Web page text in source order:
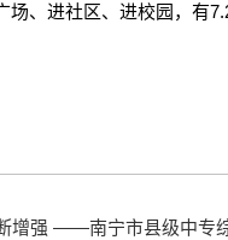
场、进社区、进校园，有
增强 ——南宁市县级中专